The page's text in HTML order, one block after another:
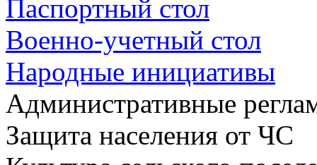
Паспортный стол
Военно-учетный стол
Народные инициативы
Административные
Защита населения от ЧС